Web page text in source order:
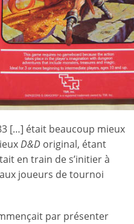
[…] était beaucoup mieux
D&D original, étant
en train de s’initier à
joueurs de tournoi
par présenter